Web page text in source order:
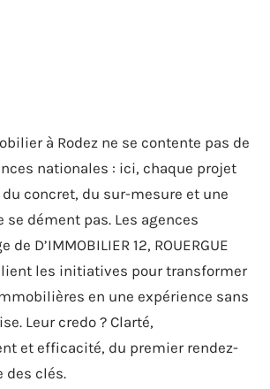
à Rodez ne se contente pas de
nationales : ici, chaque projet
concret, du sur-mesure et une
dément pas. Les agences
de D’IMMOBILIER 12, ROUERGUE
les initiatives pour transformer
en une expérience sans
Leur credo ? Clarté,
et efficacité, du premier rendez-
des clés.